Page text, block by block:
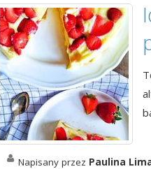
Napisany przez Paulina